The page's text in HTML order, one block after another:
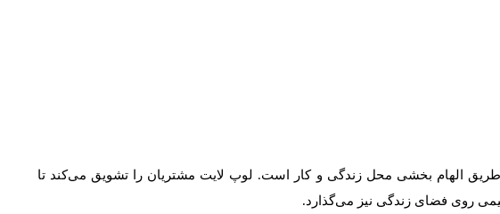
الهام بخشی محل زندگی و کار است. لوپ لایت مشتریان را تشویق می‌کند تا
روی فضای زندگی نیز می‌گذارد.